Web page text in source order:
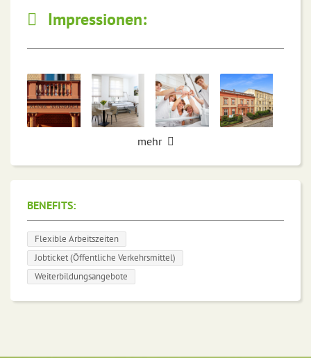
Impressionen:
mehr
BENEFITS:
Flexible Arbeitszeiten
Jobticket (Öffentliche Verkehrsmittel)
Weiterbildungsangebote